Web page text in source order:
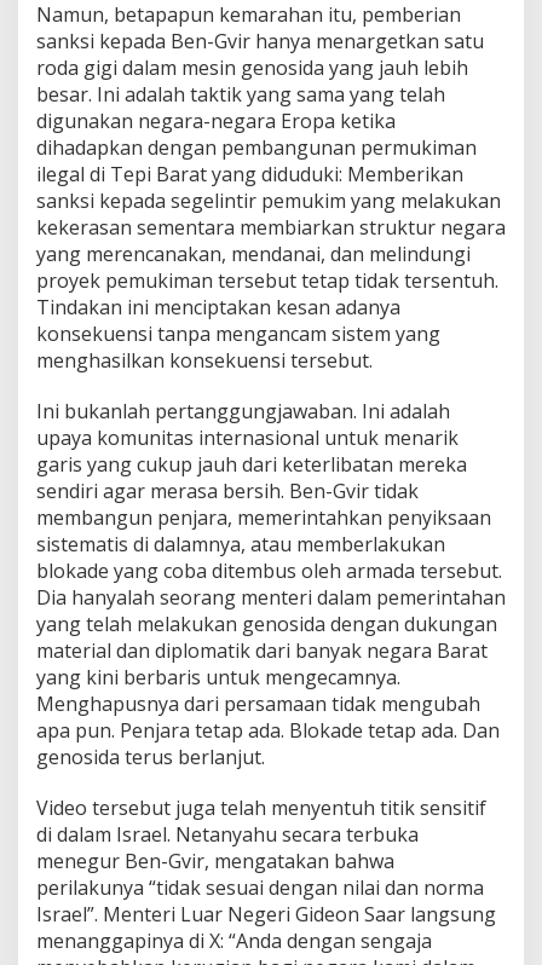
Namun, betapapun kemarahan itu, pemberian
sanksi kepada Ben-Gvir hanya menargetkan satu
roda gigi dalam mesin genosida yang jauh lebih
besar. Ini adalah taktik yang sama yang telah
digunakan negara-negara Eropa ketika
dihadapkan dengan pembangunan permukiman
ilegal di Tepi Barat yang diduduki: Memberikan
sanksi kepada segelintir pemukim yang melakukan
kekerasan sementara membiarkan struktur negara
yang merencanakan, mendanai, dan melindungi
proyek pemukiman tersebut tetap tidak tersentuh.
Tindakan ini menciptakan kesan adanya
konsekuensi tanpa mengancam sistem yang
menghasilkan konsekuensi tersebut.
Ini bukanlah pertanggungjawaban. Ini adalah
upaya komunitas internasional untuk menarik
garis yang cukup jauh dari keterlibatan mereka
sendiri agar merasa bersih. Ben-Gvir tidak
membangun penjara, memerintahkan penyiksaan
sistematis di dalamnya, atau memberlakukan
blokade yang coba ditembus oleh armada tersebut.
Dia hanyalah seorang menteri dalam pemerintahan
yang telah melakukan genosida dengan dukungan
material dan diplomatik dari banyak negara Barat
yang kini berbaris untuk mengecamnya.
Menghapusnya dari persamaan tidak mengubah
apa pun. Penjara tetap ada. Blokade tetap ada. Dan
genosida terus berlanjut.
Video tersebut juga telah menyentuh titik sensitif
di dalam Israel. Netanyahu secara terbuka
menegur Ben-Gvir, mengatakan bahwa
perilakunya “tidak sesuai dengan nilai dan norma
Israel”. Menteri Luar Negeri Gideon Saar langsung
menanggapinya di X: “Anda dengan sengaja